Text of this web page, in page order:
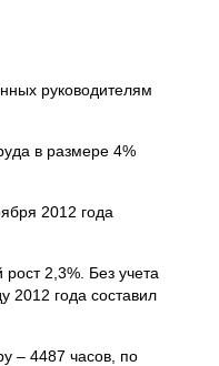
руководителям
в размере 4%
2012 года
2,3%. Без учета
2012 года составил
– 4487 часов, по